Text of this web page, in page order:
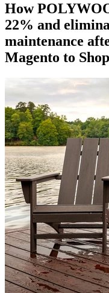
How
22% and
maintenance
Magento to